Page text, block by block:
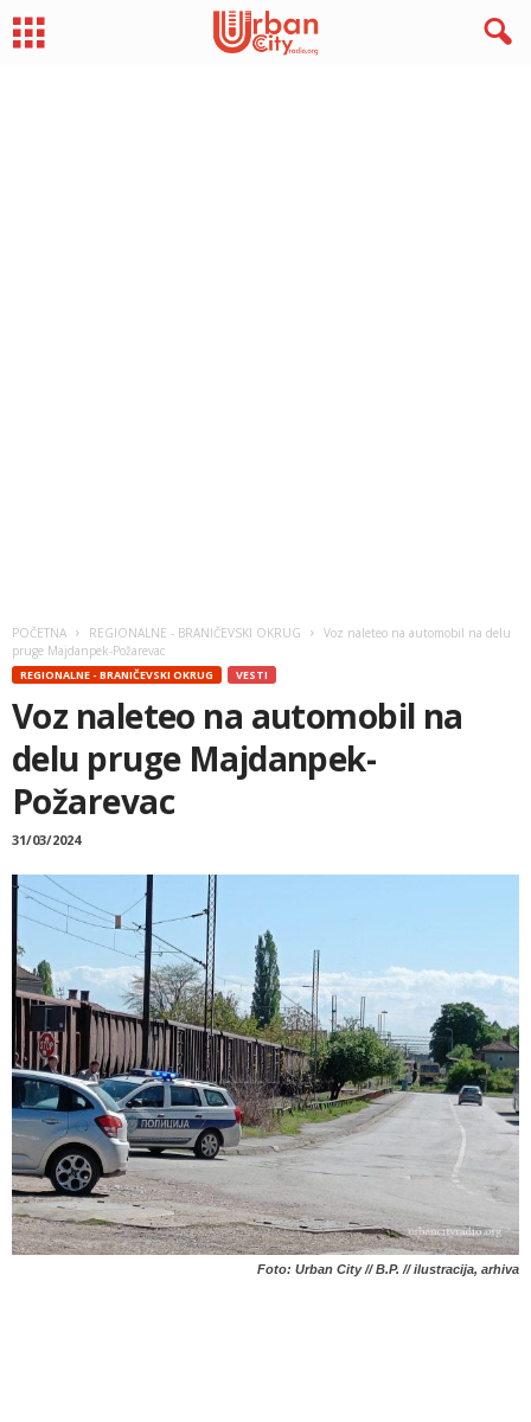
POČETNA REGIONALNE - BRANIČEVSKI OKRUG
Voz naleteo na automobil na delu
pruge Majdanpek-Požarevac
REGIONALNE - BRANIČEVSKI OKRUG VESTI
Voz naleteo na automobil na
delu pruge Majdanpek-
Požarevac
31/03/2024
Foto: Urban City // B.P. // ilustracija, arhiva